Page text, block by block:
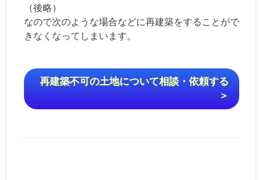
（後略）
なので次のような場合などに再建築をすることがで
きなくなってしまいます。
再建築不可の土地について相談・依頼する
＞